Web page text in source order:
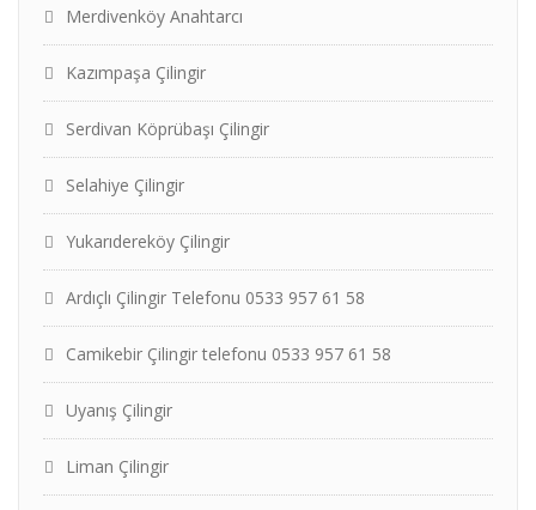
Merdivenköy Anahtarcı
Kazımpaşa Çilingir
Serdivan Köprübaşı Çilingir
Selahiye Çilingir
Yukarıdereköy Çilingir
Ardıçlı Çilingir Telefonu 0533 957 61 58
Camikebir Çilingir telefonu 0533 957 61 58
Uyanış Çilingir
Liman Çilingir